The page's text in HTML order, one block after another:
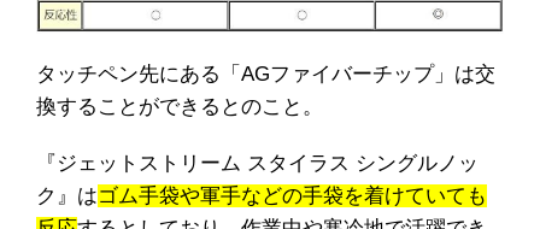
タッチペン先にある「AGファイバーチップ」は交
換することができるとのこと。
『ジェットストリーム スタイラス シングルノッ
ク』はゴム手袋や軍手などの手袋を着けていても